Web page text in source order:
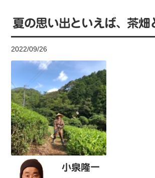
夏の思い出といえば、茶畑
2022/09/26
小泉隆一